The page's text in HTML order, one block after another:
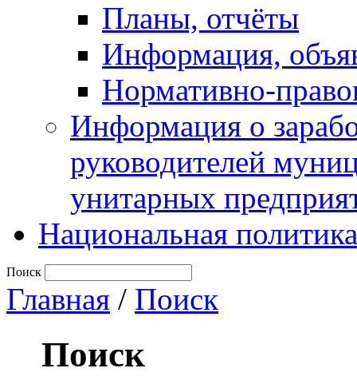
Планы, отчёты
Информация,
Нормативно-
Информация о
руководителей
унитарных
Национальная политика
Поиск
Главная / Поиск
Поиск